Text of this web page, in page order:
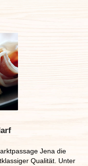
Jena die
Qualität. Unter